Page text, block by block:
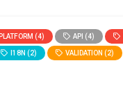
(4) API (4)
I18N (2) VALIDATION (2)